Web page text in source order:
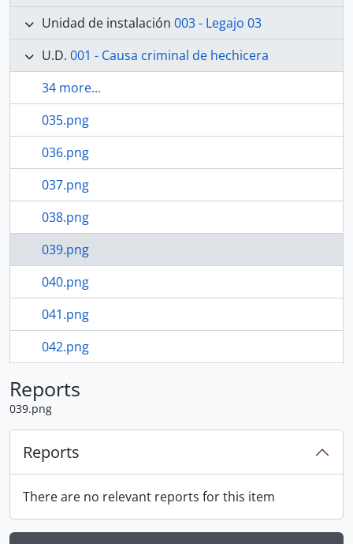
Unidad de instalación 003 - Legajo 03
U.D. 001 - Causa criminal de hechicera
34 more...
035.png
036.png
037.png
038.png
039.png
040.png
041.png
042.png
25 more...
Reports
039.png
Reports
There are no relevant reports for this item